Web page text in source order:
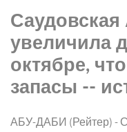
увеличила
октябре,
запасы --
АБУ-ДАБИ (Рейтер) -